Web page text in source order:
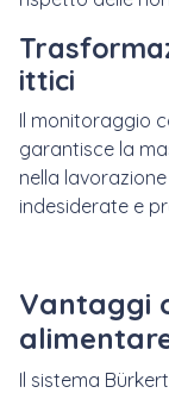
ittici
Il monitoraggio
garantisce la
nella
indesiderate e
Vantaggi
Il sistema